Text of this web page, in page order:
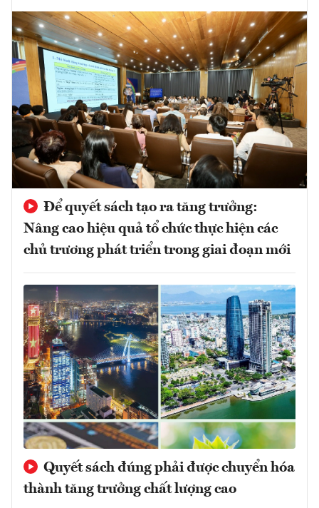
Để quyết sách tạo ra tăng trưởng:
Nâng cao hiệu quả tổ chức thực hiện các
chủ trương phát triển trong giai đoạn mới
Quyết sách đúng phải được chuyển hóa
thành tăng trưởng chất lượng cao